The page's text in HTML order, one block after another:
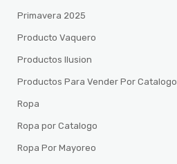
Primavera 2025
Producto Vaquero
Productos Ilusion
Productos Para Vender Por Catalogo
Ropa
Ropa por Catalogo
Ropa Por Mayoreo